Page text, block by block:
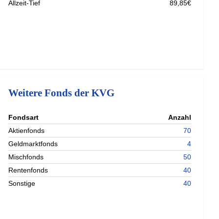
Allzeit-Tief
89,85€
Weitere Fonds der KVG
Fondsart
Anzahl
Aktienfonds
70
Geldmarktfonds
4
Mischfonds
50
Rentenfonds
40
Sonstige
40